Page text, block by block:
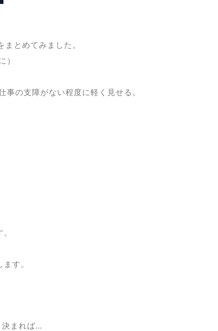
とめてみました。
）
の支障がない程度に軽く見せる。
す。
決まれば…